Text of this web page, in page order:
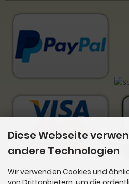
Diese Webseite
andere Technologien
Wir verwenden Cookies und